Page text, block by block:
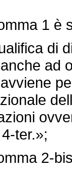
1 è
di
ad
ter.»;
2-